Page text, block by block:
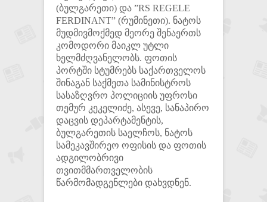
(ბულგარეთი) და ”RS REGELE
FERDINANT” (რუმინეთი). ნატოს
მუდმივმოქმედ მეორე შენაერთს
კომოდორი მაიკლ უტლი
ხელმძღვანელობს. ფოთის
პორტში სტუმრებს საქართველოს
შინაგან საქმეთა სამინისტროს
სასაზღვრო პოლიციის უფროსი
თემურ კეკელიძე, ასევე, სანაპირო
დაცვის დეპარტამენტის,
ბულგარეთის საელჩოს, ნატოს
სამეკავშირეო ოფისის და ფოთის
ადგილობრივი
თვითმმართველობის
წარმომადგენლები დახვდნენ.